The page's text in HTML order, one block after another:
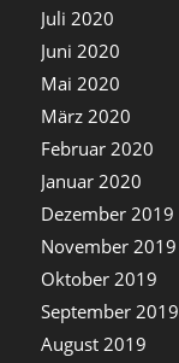
Juli 2020
Juni 2020
Mai 2020
März 2020
Februar 2020
Januar 2020
Dezember 2019
November 2019
Oktober 2019
September 2019
August 2019